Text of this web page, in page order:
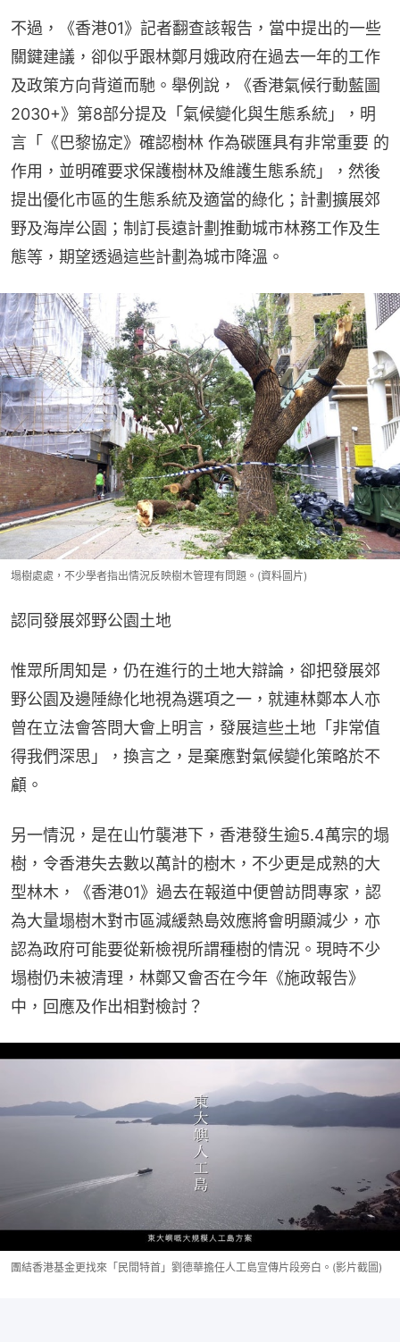
不過，《香港01》記者翻查該報告，當中提出的一些
關鍵建議，卻似乎跟林鄭月娥政府在過去一年的工作
及政策方向背道而馳。舉例說，《香港氣候行動藍圖
2030+》第8部分提及「氣候變化與生態系統」，明
言「《巴黎協定》確認樹林 作為碳匯具有非常重要 的
作用，並明確要求保護樹林及維護生態系統」，然後
提出優化市區的生態系統及適當的綠化；計劃擴展郊
野及海岸公園；制訂長遠計劃推動城市林務工作及生
態等，期望透過這些計劃為城市降溫。
塌樹處處，不少學者指出情況反映樹木管理有問題。(資料圖片)
認同發展郊野公園土地
惟眾所周知是，仍在進行的土地大辯論，卻把發展郊
野公園及邊陲綠化地視為選項之一，就連林鄭本人亦
曾在立法會答問大會上明言，發展這些土地「非常值
得我們深思」，換言之，是棄應對氣候變化策略於不
顧。
另一情況，是在山竹襲港下，香港發生逾5.4萬宗的塌
樹，令香港失去數以萬計的樹木，不少更是成熟的大
型林木，《香港01》過去在報道中便曾訪問專家，認
為大量塌樹木對市區減緩熱島效應將會明顯減少，亦
認為政府可能要從新檢視所謂種樹的情況。現時不少
塌樹仍未被清理，林鄭又會否在今年《施政報告》
中，回應及作出相對檢討？
團結香港基金更找來「民間特首」劉德華擔任人工島宣傳片段旁白。(影片截圖)